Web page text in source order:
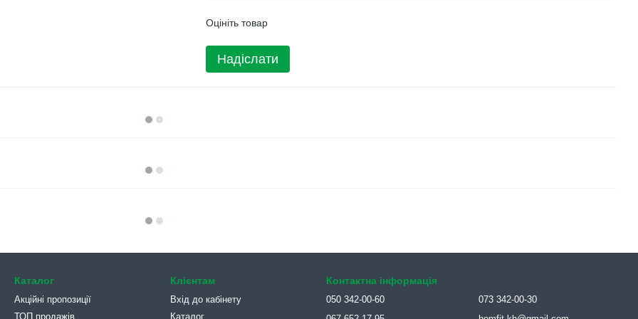
Оцініть товар
Надіслати
Каталог
Акційні пропозиції
ТОП продажів
Клієнтам
Вхід до кабінету
Каталог
Контактна інформація
050 342-00-60
073 342-00-30